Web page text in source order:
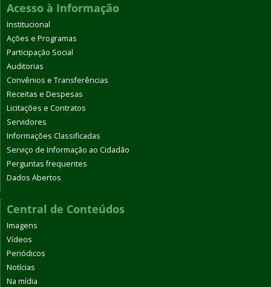
Acesso à Informação
Institucional
Ações e Programas
Participação Social
Auditorias
Convênios e Transferências
Receitas e Despesas
Licitações e Contratos
Servidores
Informações Classificadas
Serviço de Informação ao Cidadão
Perguntas frequentes
Dados Abertos
Central de Conteúdos
Imagens
Vídeos
Periódicos
Notícias
Na mídia